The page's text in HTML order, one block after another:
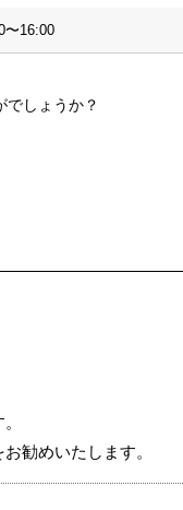
16:00
でしょうか？
勧めいたします。